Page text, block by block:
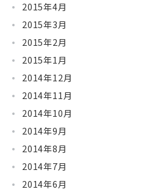
2015年4月
2015年3月
2015年2月
2015年1月
2014年12月
2014年11月
2014年10月
2014年9月
2014年8月
2014年7月
2014年6月